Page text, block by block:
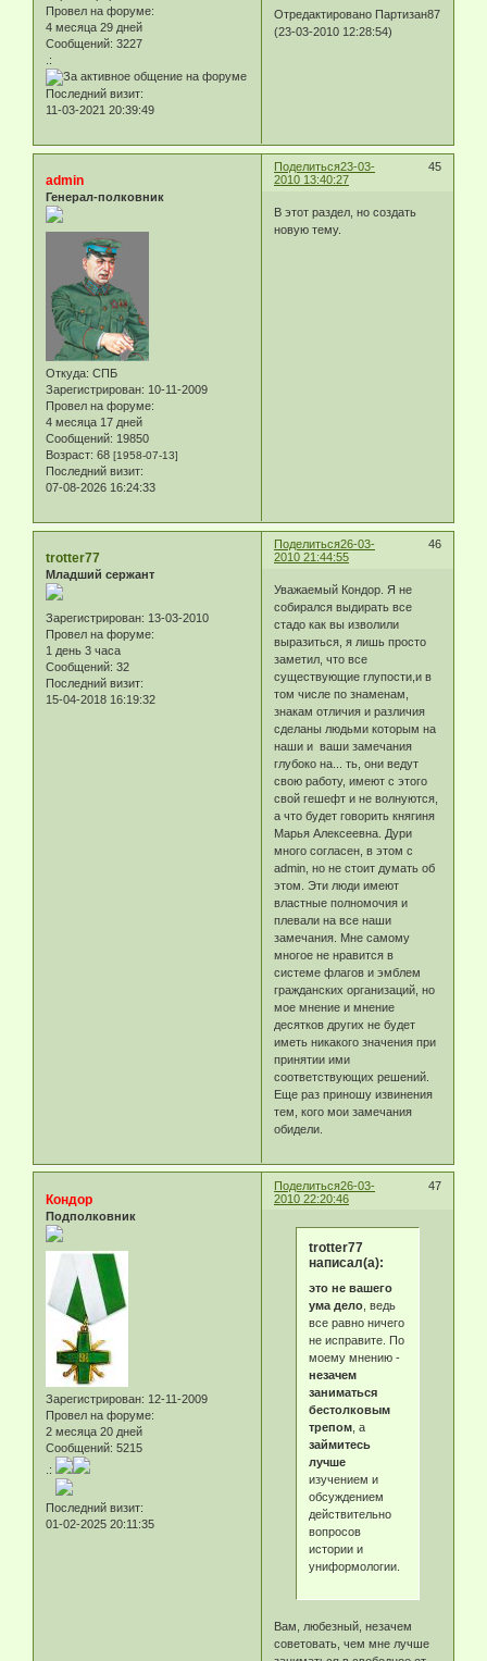
Провел на форуме:
4 месяца 29 дней
Сообщений: 3227
.:
Последний визит:
11-03-2021 20:39:49
Отредактировано Партизан87
(23-03-2010 12:28:54)
Поделиться 45
23-03-
2010 13:40:27
admin
Генерал-полковник
Откуда: СПБ
Зарегистрирован: 10-11-2009
Провел на форуме:
4 месяца 17 дней
Сообщений: 19850
Возраст: 68 [1958-07-13]
Последний визит:
07-08-2026 16:24:33
В этот раздел, но создать
новую тему.
Поделиться 46
26-03-
2010 21:44:55
trotter77
Младший сержант
Зарегистрирован: 13-03-2010
Провел на форуме:
1 день 3 часа
Сообщений: 32
Последний визит:
15-04-2018 16:19:32
Уважаемый Кондор. Я не
собирался выдирать все
стадо как вы изволили
выразиться, я лишь просто
заметил, что все
существующие глупости,и в
том числе по знаменам,
знакам отличия и различия
сделаны людьми которым на
наши и ваши замечания
глубоко на... ть, они ведут
свою работу, имеют с этого
свой гешефт и не волнуются,
а что будет говорить княгиня
Марья Алексеевна. Дури
много согласен, в этом с
admin, но не стоит думать об
этом. Эти люди имеют
властные полномочия и
плевали на все наши
замечания. Мне самому
многое не нравится в
системе флагов и эмблем
гражданских организаций, но
мое мнение и мнение
десятков других не будет
иметь никакого значения при
принятии ими
соответствующих решений.
Еще раз приношу извинения
тем, кого мои замечания
обидели.
Поделиться 47
26-03-
2010 22:20:46
Кондор
Подполковник
Зарегистрирован: 12-11-2009
Провел на форуме:
2 месяца 20 дней
Сообщений: 5215
.:
Последний визит:
01-02-2025 20:11:35
trotter77
написал(а):
это не вашего
ума дело, ведь
все равно ничего
не исправите. По
моему мнению -
незачем
заниматься
бестолковым
трепом, а
займитесь
лучше
изучением и
обсуждением
действительно
вопросов
истории и
униформологии.
Вам, любезный, незачем
советовать, чем мне лучше